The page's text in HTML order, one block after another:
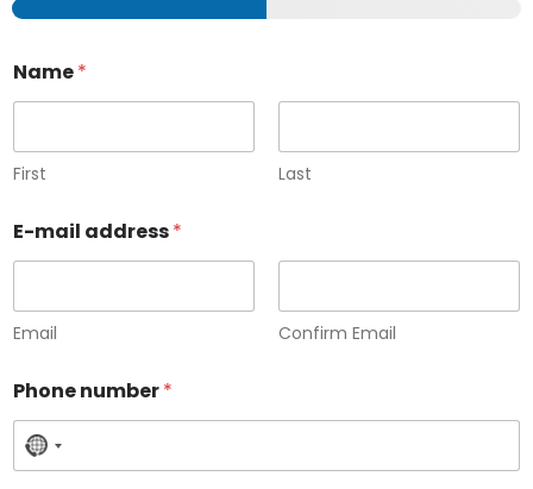
Name*
First Last
E-mail address*
Email Confirm Email
Phone number*
N